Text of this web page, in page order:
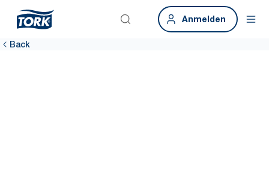
Anmelden
Back